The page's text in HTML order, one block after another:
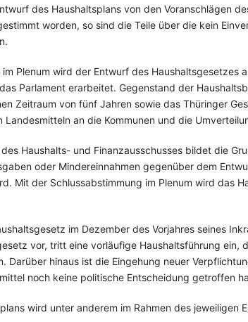
des Haushaltsplans von den Voranschlägen
worden, so sind die Teile über die kein
Plenum wird der Entwurf des Haushaltsgesetzes
Parlament erarbeitet. Gegenstand der
Zeitraum von fünf Jahren sowie das Thüringer
Landesmitteln an die Kommunen und die
Haushalts- und Finanzausschusses bildet die
oder Mindereinnahmen gegenüber dem
Mit der Schlussabstimmung im Plenum wird das
im Dezember des Vorjahres seines
vor, tritt eine vorläufige Haushaltsführung ein,
Darüber hinaus ist die Eingehung neuer
noch keine politische Entscheidung getroffen
wird unter anderem im Rahmen des